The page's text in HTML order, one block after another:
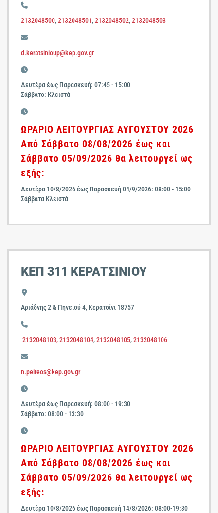
2132048500,2132048501,2132048502,2132048503
d.keratsinioup@kep.gov.gr
Δευτέρα έως Παρασκευή: 07:45 - 15:00
Σάββατο: Κλειστά
ΩΡΑΡΙΟ ΛΕΙΤΟΥΡΓΙΑΣ ΑΥΓΟΥΣΤΟΥ 2026
Από Σάββατο 08/08/2026 έως και
Σάββατο 05/09/2026 θα λειτουργεί ως
εξής:
Δευτέρα 10/8/2026 έως Παρασκευή 04/9/2026: 08:00 - 15:00
Σάββατα Κλειστά
ΚΕΠ 311 ΚΕΡΑΤΣΙΝΙΟΥ
Αριάδνης 2 & Πηνειού 4, Κερατσίνι 18757
2132048103,2132048104,2132048105,2132048106
n.peireos@kep.gov.gr
Δευτέρα έως Παρασκευή: 08:00 - 19:30
Σάββατο: 08:00 - 13:30
ΩΡΑΡΙΟ ΛΕΙΤΟΥΡΓΙΑΣ ΑΥΓΟΥΣΤΟΥ 2026
Από Σάββατο 08/08/2026 έως και
Σάββατο 05/09/2026 θα λειτουργεί ως
εξής:
Δευτέρα 10/8/2026 έως Παρασκευή 14/8/2026: 08:00-19:30